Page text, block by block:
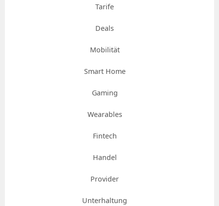
Tarife
Deals
Mobilität
Smart Home
Gaming
Wearables
Fintech
Handel
Provider
Unterhaltung